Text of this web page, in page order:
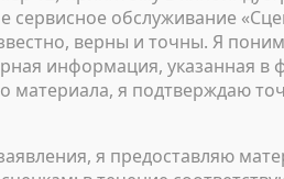
обслуживание
верны и точны. Я
информация, указанная в
материала, я подтверждаю
я предоставляю